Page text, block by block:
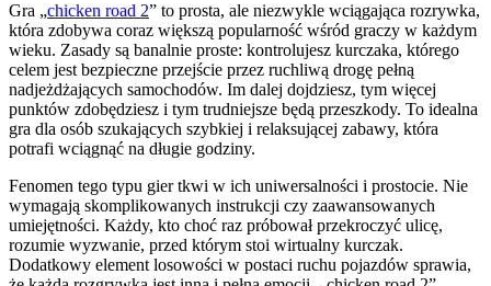
Gra „chicken road 2” to prosta, ale niezwykle wciągająca rozrywka,
która zdobywa coraz większą popularność wśród graczy w każdym
wieku. Zasady są banalnie proste: kontrolujesz kurczaka, którego
celem jest bezpieczne przejście przez ruchliwą drogę pełną
nadjeżdżających samochodów. Im dalej dojdziesz, tym więcej
punktów zdobędziesz i tym trudniejsze będą przeszkody. To idealna
gra dla osób szukających szybkiej i relaksującej zabawy, która
potrafi wciągnąć na długie godziny.
Fenomen tego typu gier tkwi w ich uniwersalności i prostocie. Nie
wymagają skomplikowanych instrukcji czy zaawansowanych
umiejętności. Każdy, kto choć raz próbował przekroczyć ulicę,
rozumie wyzwanie, przed którym stoi wirtualny kurczak.
Dodatkowy element losowości w postaci ruchu pojazdów sprawia,